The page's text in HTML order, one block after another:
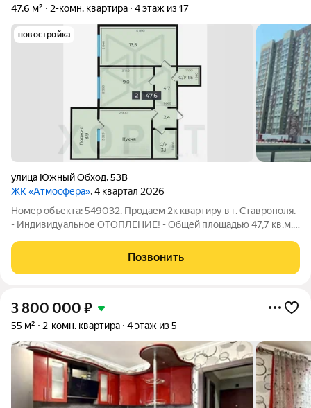
47,6 м² 2-комн. квартира 4 этаж из 17
новостройка
улица Южный Обход,53В
ЖК «Атмосфера», 4 квартал 2026
Номер объекта: 549032. Продаем 2к квартиру в г. Ставрополя.
- Индивидуальное ОТОПЛЕНИЕ! - Общей площадью 47,7 кв.м.
дома 17 этажей. Фасады дома облицованы кирпичом, что
обеспечивает долговечность
Позвонить
3 800 000 ₽
55 м² 2-комн. квартира 4 этаж из 5